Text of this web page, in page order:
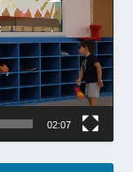
02:07